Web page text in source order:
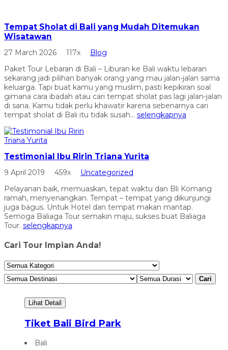
Tempat Sholat di Bali yang Mudah Ditemukan
Wisatawan
27 March 2026 117x
Blog
Paket Tour Lebaran di Bali – Liburan ke Bali waktu lebaran
sekarang jadi pilihan banyak orang yang mau jalan-jalan sama
keluarga. Tapi buat kamu yang muslim, pasti kepikiran soal
gimana cara ibadah atau cari tempat sholat pas lagi jalan-jalan
di sana. Kamu tidak perlu khawatir karena sebenarnya cari
tempat sholat di Bali itu tidak susah... selengkapnya
Testimonial Ibu Ririn Triana Yurita
9 April 2019 459x
Uncategorized
Pelayanan baik, memuaskan, tepat waktu dan Bli Komang
ramah, menyenangkan. Tempat – tempat yang dikunjungi
juga bagus. Untuk Hotel dan tempat makan mantap.
Semoga Baliaga Tour semakin maju, sukses buat Baliaga
Tour. selengkapnya
Cari Tour Impian Anda!
Cari
Lihat Detail
Tiket Bali Bird Park
Bali